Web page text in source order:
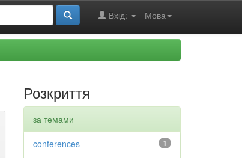
Мова
Вхід:
Розкриття
за темами
1
conferences